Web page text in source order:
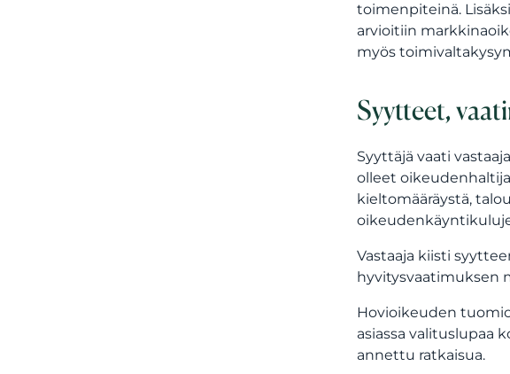
toimenpiteinä.
arvioitiin
myös
Syytteet,
Syyttäjä vaati
olleet
kieltomääräystä,
Vastaaja kiisti
hyvitysvaatimuksen
Hovioikeuden
asiassa valituslupaa
annettu ratkaisua.